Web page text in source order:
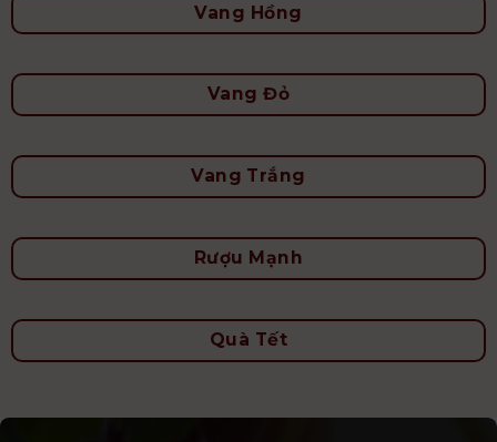
Vang Hồng
Vang Đỏ
Vang Trắng
Rượu Mạnh
Quà Tết